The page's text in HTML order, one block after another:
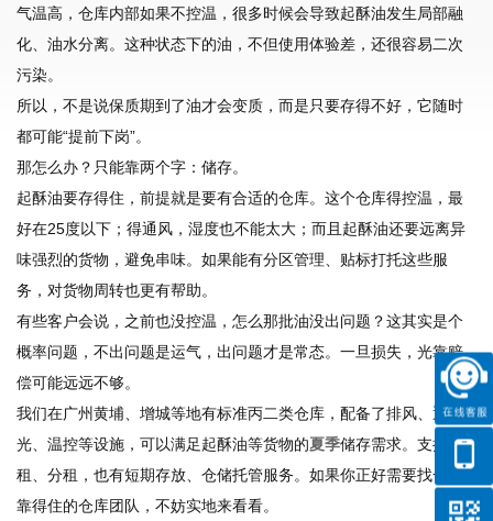
气温高，仓库内部如果不控温，很多时候会导致起酥油发生局部融
化、油水分离。这种状态下的油，不但使用体验差，还很容易二次
污染。
所以，不是说保质期到了油才会变质，而是只要存得不好，它随时
都可能“提前下岗”。
那怎么办？只能靠两个字：储存。
起酥油要存得住，前提就是要有合适的仓库。这个仓库得控温，最
好在25度以下；得通风，湿度也不能太大；而且起酥油还要远离异
味强烈的货物，避免串味。如果能有分区管理、贴标打托这些服
务，对货物周转也更有帮助。
有些客户会说，之前也没控温，怎么那批油没出问题？这其实是个
概率问题，不出问题是运气，出问题才是常态。一旦损失，光靠赔
偿可能远远不够。
我们在广州黄埔、增城等地有标准丙二类仓库，配备了排风、遮
光、温控等设施，可以满足起酥油等货物的夏季储存需求。支持整
租、分租，也有短期存放、仓储托管服务。如果你正好需要找一个
靠得住的仓库团队，不妨实地来看看。